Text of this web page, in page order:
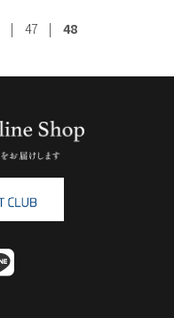
| 47 | 48